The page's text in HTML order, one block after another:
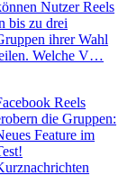
Nutzer Reels
bis zu drei
ihrer Wahl
Welche V…
Reels
die Gruppen:
Feature im